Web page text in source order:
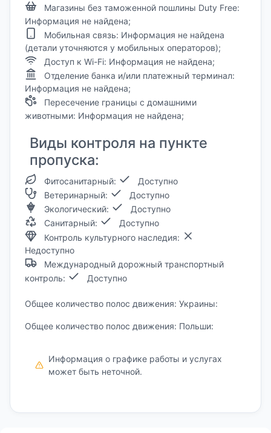
Магазины без таможенной пошлины Duty Free:
Информация не найдена;
Мобильная связь: Информация не найдена
(детали уточняются у мобильных операторов);
Доступ к Wi-Fi: Информация не найдена;
Отделение банка и/или платежный терминал:
Информация не найдена;
Пересечение границы с домашними
животными: Информация не найдена;
Виды контроля на пункте
пропуска:
Фитосанитарный:
Доступно
Ветеринарный:
Доступно
Экологический:
Доступно
Санитарный:
Доступно
Контроль культурного наследия:
Недоступно
Международный дорожный транспортный
контроль:
Доступно
Общее количество полос движения: Украины:
Общее количество полос движения: Польши:
Информация о графике работы и услугах
может быть неточной.